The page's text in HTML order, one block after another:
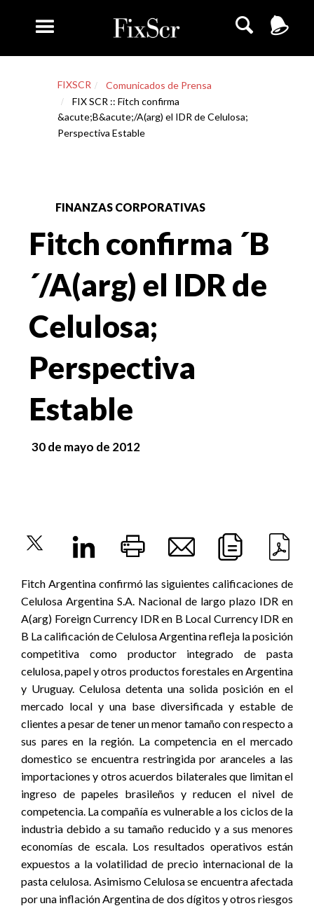
FIXSCR
Comunicados de Prensa
FIX SCR :: Fitch confirma
&acute;B&acute;/A(arg) el IDR de Celulosa;
Perspectiva Estable
FINANZAS CORPORATIVAS
Fitch confirma ´B
´/A(arg) el IDR de
Celulosa;
Perspectiva
Estable
30 de mayo de 2012
Fitch Argentina confirmó las siguientes calificaciones de
Celulosa Argentina S.A. Nacional de largo plazo IDR en
A(arg) Foreign Currency IDR en B Local Currency IDR en
B La calificación de Celulosa Argentina refleja la posición
competitiva como productor integrado de pasta
celulosa, papel y otros productos forestales en Argentina
y Uruguay. Celulosa detenta una solida posición en el
mercado local y una base diversificada y estable de
clientes a pesar de tener un menor tamaño con respecto a
sus pares en la región. La competencia en el mercado
domestico se encuentra restringida por aranceles a las
importaciones y otros acuerdos bilaterales que limitan el
ingreso de papeles brasileños y reducen el nivel de
competencia. La compañía es vulnerable a los ciclos de la
industria debido a su tamaño reducido y a sus menores
economías de escala. Los resultados operativos están
expuestos a la volatilidad de precio internacional de la
pasta celulosa. Asimismo Celulosa se encuentra afectada
por una inflación Argentina de dos dígitos y otros riesgos